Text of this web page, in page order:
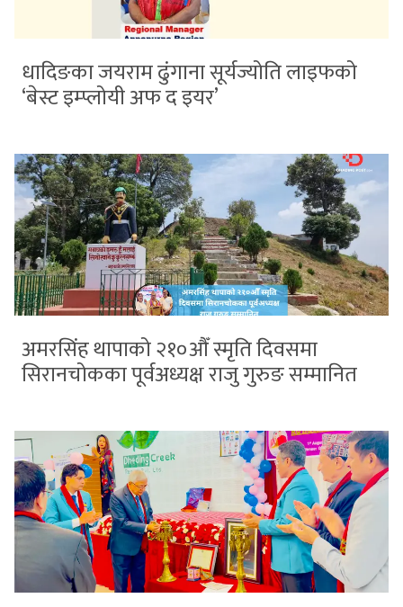
धादिङका जयराम ढुंगाना सूर्यज्योति लाइफको
‘बेस्ट इम्प्लोयी अफ द इयर’
अमरसिंह थापाको २१०औँ स्मृति दिवसमा
सिरानचोकका पूर्वअध्यक्ष राजु गुरुङ सम्मानित